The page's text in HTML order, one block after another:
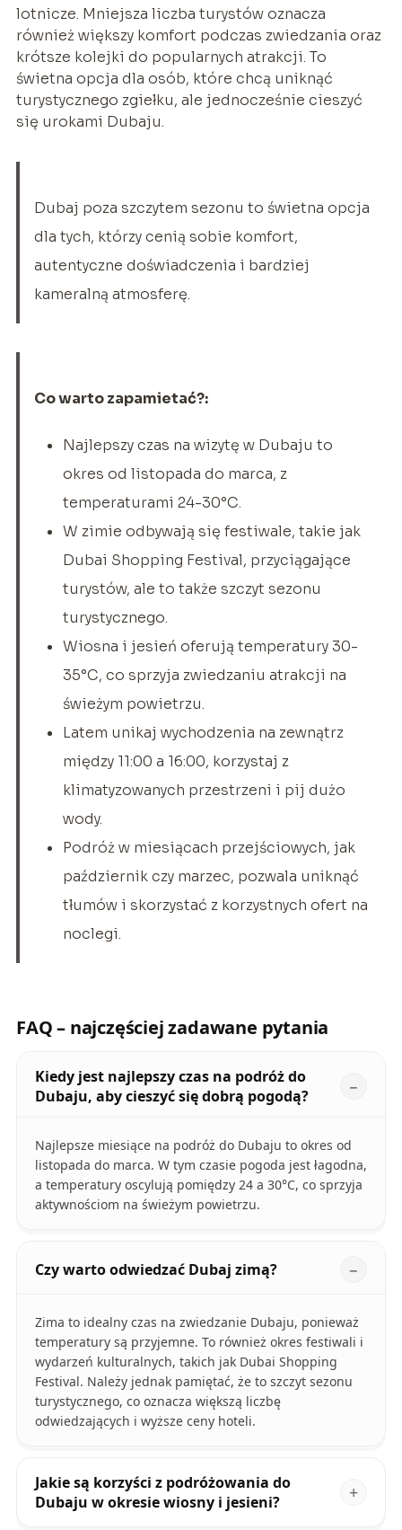
lotnicze. Mniejsza liczba turystów oznacza
również większy komfort podczas zwiedzania oraz
krótsze kolejki do popularnych atrakcji. To
świetna opcja dla osób, które chcą uniknąć
turystycznego zgiełku, ale jednocześnie cieszyć
się urokami Dubaju.
Dubaj poza szczytem sezonu to świetna opcja
dla tych, którzy cenią sobie komfort,
autentyczne doświadczenia i bardziej
kameralną atmosferę.
Co warto zapamietać?:
Najlepszy czas na wizytę w Dubaju to
okres od listopada do marca, z
temperaturami 24-30°C.
W zimie odbywają się festiwale, takie jak
Dubai Shopping Festival, przyciągające
turystów, ale to także szczyt sezonu
turystycznego.
Wiosna i jesień oferują temperatury 30-
35°C, co sprzyja zwiedzaniu atrakcji na
świeżym powietrzu.
Latem unikaj wychodzenia na zewnątrz
między 11:00 a 16:00, korzystaj z
klimatyzowanych przestrzeni i pij dużo
wody.
Podróż w miesiącach przejściowych, jak
październik czy marzec, pozwala uniknąć
tłumów i skorzystać z korzystnych ofert na
noclegi.
FAQ – najczęściej zadawane pytania
Kiedy jest najlepszy czas na podróż do
Dubaju, aby cieszyć się dobrą pogodą?
Najlepsze miesiące na podróż do Dubaju to okres od
listopada do marca. W tym czasie pogoda jest łagodna,
a temperatury oscylują pomiędzy 24 a 30°C, co sprzyja
aktywnościom na świeżym powietrzu.
Czy warto odwiedzać Dubaj zimą?
Zima to idealny czas na zwiedzanie Dubaju, ponieważ
temperatury są przyjemne. To również okres festiwali i
wydarzeń kulturalnych, takich jak Dubai Shopping
Festival. Należy jednak pamiętać, że to szczyt sezonu
turystycznego, co oznacza większą liczbę
odwiedzających i wyższe ceny hoteli.
Jakie są korzyści z podróżowania do
Dubaju w okresie wiosny i jesieni?